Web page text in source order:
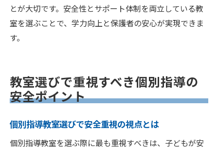
とが大切です。安全性とサポート体制を両立している教
室を選ぶことで、学力向上と保護者の安心が実現できま
す。
教室選びで重視すべき個別指導の
安全ポイント
個別指導教室選びで安全重視の視点とは
個別指導教室を選ぶ際に最も重視すべきは、子どもが安